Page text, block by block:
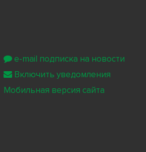
e-mail подписка на новости
Включить уведомления
Мобильная версия сайта